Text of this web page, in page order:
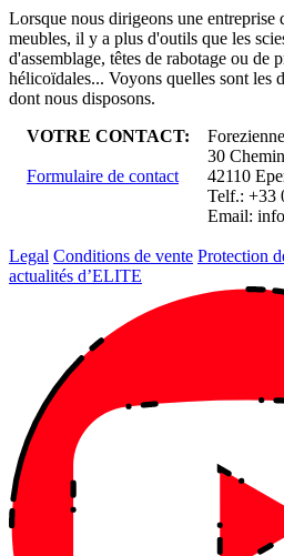
Lorsque nous dirigeons une entreprise
meubles, il y a plus d'outils que les
d'assemblage, têtes de rabotage ou de
hélicoïdales... Voyons quelles sont les
dont nous disposons.
VOTRE CONTACT:
Formulaire de contact
30
42110
Telf.: +33
Email:
Legal Conditions de vente Protection
actualités d’ELITE